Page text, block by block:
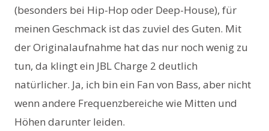
(besonders bei Hip-Hop oder Deep-House), für
meinen Geschmack ist das zuviel des Guten. Mit
der Originalaufnahme hat das nur noch wenig zu
tun, da klingt ein JBL Charge 2 deutlich
natürlicher. Ja, ich bin ein Fan von Bass, aber nicht
wenn andere Frequenzbereiche wie Mitten und
Höhen darunter leiden.